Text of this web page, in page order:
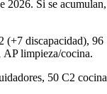
2026. Si se acumulan,
(+7 discapacidad), 96
AP limpieza/cocina.
50 C2